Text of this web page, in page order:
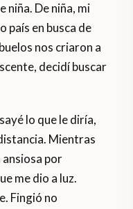
niña. De niña, mi
país en busca de
nos criaron a
decidí buscar
lo que le diría,
Mientras
ansiosa por
me dio a luz.
Fingió no